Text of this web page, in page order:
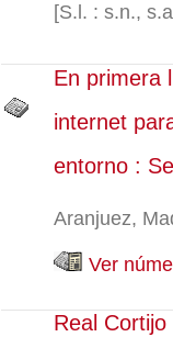
[S.l. : s.n.,
En primera
internet
entorno :
Aranjuez,
Ver
Real